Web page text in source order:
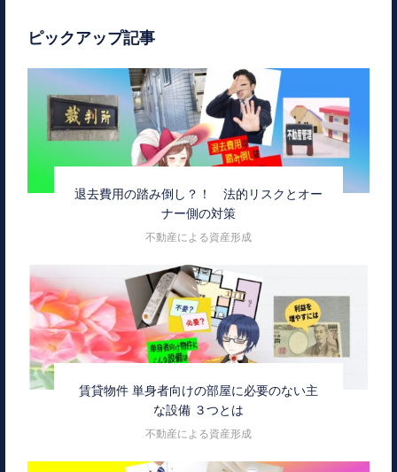
ピックアップ記事
退去費用の踏み倒し？！ 法的リスクとオー
ナー側の対策
不動産による資産形成
賃貸物件 単身者向けの部屋に必要のない主
な設備 ３つとは
不動産による資産形成